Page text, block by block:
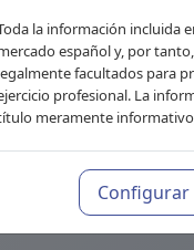
la información incluida
español y, por
facultados para
profesional. La
meramente
Configurar
Tu asistente de
finalidad informativa